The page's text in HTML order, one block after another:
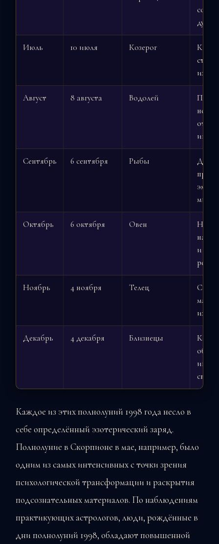
Июль 10 июля Козерог
Август 8 августа Водолей
Сентябрь 6 сентября Рыбы
Октябрь 6 октября Овен
и
Ноябрь 4 ноября Телец
Декабрь 4 декабря Близнецы
обмен
связи
Каждое из этих полнолуний 1998 года несло в
себе определённый эзотерический заряд.
Полнолуние в Скорпионе в мае, например, было
одним из самых интенсивных с точки зрения
психологической трансформации и раскрытия
подсознательных материалов. По наблюдениям
практикующих астрологов, люди, рождённые в
дни полнолуний 1998, обладают повышенной